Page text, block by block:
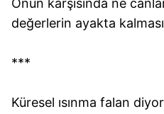
Onun karşısında ne
değerlerin ayakta
***
Küresel ısınma falan